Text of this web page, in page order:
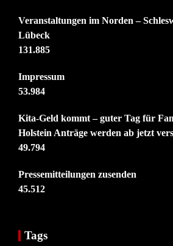
Veranstaltungen im Norden –
Lübeck
131.885
Impressum
53.984
Kita-Geld kommt – guter Tag für
Holstein Anträge werden ab jetzt
49.794
Pressemitteilungen zusenden
45.512
Tags